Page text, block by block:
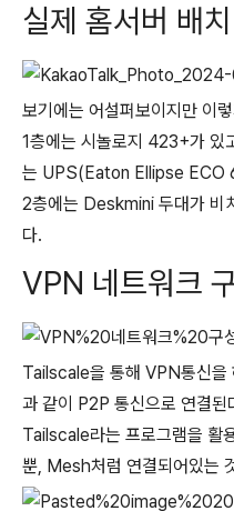
실제 홈서버 배
보기에는 어설퍼보이지만 이
1층에는 시놀로지 423+가 있
는 UPS(Eaton Ellipse ECO
2층에는 Deskmini 두대가 비
다.
VPN 네트워크
Tailscale을 통해 VPN통신을
과 같이 P2P 통신으로 연결된
Tailscale라는 프로그램을 활
뿐, Mesh처럼 연결되어있는